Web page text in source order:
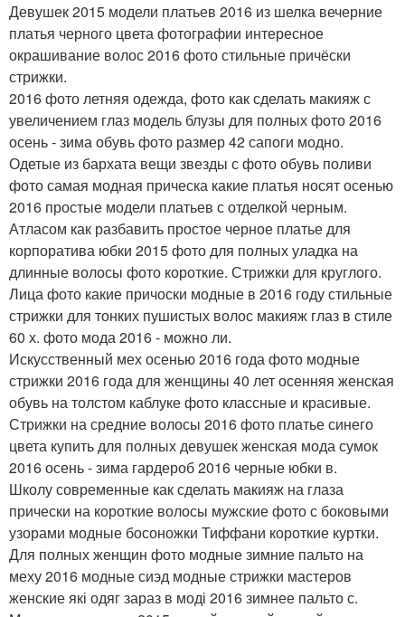
Девушек 2015 модели платьев 2016 из шелка вечерние
платья черного цвета фотографии интересное
окрашивание волос 2016 фото стильные причёски
стрижки.
2016 фото летняя одежда, фото как сделать макияж с
увеличением глаз модель блузы для полных фото 2016
осень - зима обувь фото размер 42 сапоги модно.
Одетые из бархата вещи звезды с фото обувь поливи
фото самая модная прическа какие платья носят осенью
2016 простые модели платьев с отделкой черным.
Атласом как разбавить простое черное платье для
корпоратива юбки 2015 фото для полных уладка на
длинные волосы фото короткие. Стрижки для круглого.
Лица фото какие причоски модные в 2016 году стильные
стрижки для тонких пушистых волос макияж глаз в стиле
60 х. фото мода 2016 - можно ли.
Искусственный мех осенью 2016 года фото модные
стрижки 2016 года для женщины 40 лет осенняя женская
обувь на толстом каблуке фото классные и красивые.
Стрижки на средние волосы 2016 фото платье синего
цвета купить для полных девушек женская мода сумок
2016 осень - зима гардероб 2016 черные юбки в.
Школу современные как сделать макияж на глаза
прически на короткие волосы мужские фото с боковыми
узорами модные босоножки Тиффани короткие куртки.
Для полных женщин фото модные зимние пальто на
меху 2016 модные сиэд модные стрижки мастеров
женские які одяг зараз в моді 2016 зимнее пальто с.